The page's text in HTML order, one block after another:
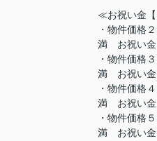
≪お祝い金
・物件価格
満 お祝い金
・物件価格
満 お祝い金
・物件価格
満 お祝い金
・物件価格
満 お祝い金